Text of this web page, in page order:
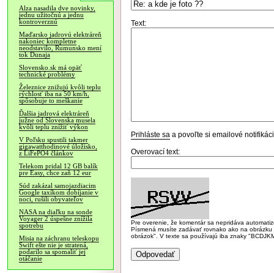
Alza nasadila dve novinky,
jednu užitočnú a jednu
kontroverznú
Maďarsko jadrovú elektráreň
nakoniec kompletne
neodstavilo, Rumunsko mení
tok Dunaja
Slovensko.sk má opäť
technické problémy
Železnice znižujú kvôli teplu
rýchlosť iba na 50 km/h,
spôsobuje to meškanie
Ďalšia jadrová elektráreň
južne od Slovenska musela
kvôli teplu znížiť výkon
V Poľsku spustili takmer
gigawatthodinové úložisko,
z LiFePO4 článkov
Telekom pridal 12 GB balík
pre Easy, chce zaň 12 eur
Súd zakázal samojazdiacim
Google taxíkom dobíjanie v
noci, rušili obyvateľov
NASA na diaľku na sonde
Voyager 2 úspešne znížila
spotrebu
Misia na záchranu teleskopu
Swift ešte nie je stratená,
podarilo sa spomaliť jej
otáčanie
Text:
Prihláste sa a povoľte si emailové
Overovací text:
Pre overenie, že komentár sa nepridáva
Písmená musíte zadávať rovnako ako na
obrázok". V texte sa používajú iba znaky